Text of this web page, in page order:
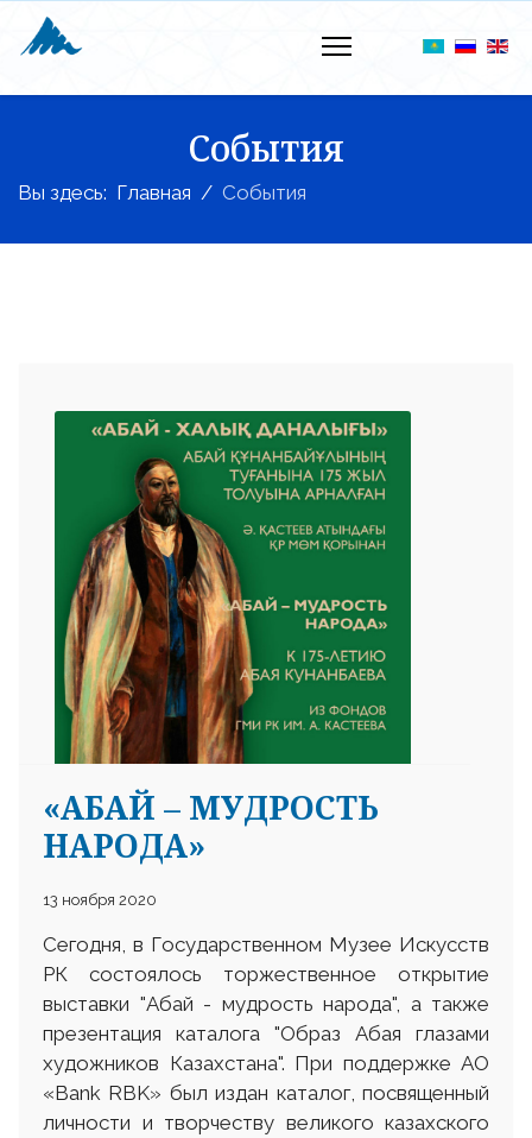
События
Вы здесь: Главная События
«АБАЙ – МУДРОСТЬ
НАРОДА»
13 ноября 2020
Сегодня, в Государственном Музее Искусств
РК состоялось торжественное открытие
выставки "Абай - мудрость народа", а также
презентация каталога "Образ Абая глазами
художников Казахстана". При поддержке АО
«Bank RBK» был издан каталог, посвященный
личности и творчеству великого казахского